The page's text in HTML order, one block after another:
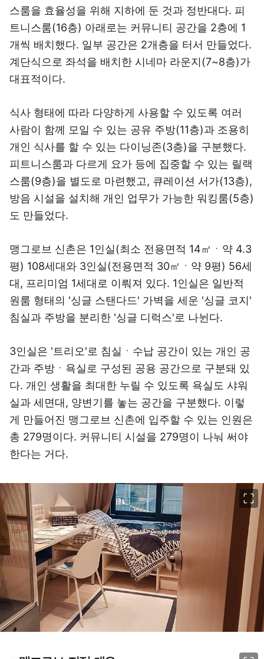
스룸을 효율성을 위해 지하에 둔 것과 정반대다. 피
트니스룸(16층) 아래로는 커뮤니티 공간을 2층에 1
개씩 배치했다. 일부 공간은 2개층을 터서 만들었다.
계단식으로 좌석을 배치한 시네마 라운지(7~8층)가
대표적이다.
식사 형태에 따라 다양하게 사용할 수 있도록 여러
사람이 함께 모일 수 있는 공유 주방(11층)과 조용히
개인 식사를 할 수 있는 다이닝존(3층)을 구분했다.
피트니스룸과 다르게 요가 등에 집중할 수 있는 릴랙
스룸(9층)을 별도로 마련했고, 큐레이션 서가(13층),
방음 시설을 설치해 개인 업무가 가능한 워킹룸(5층)
도 만들었다.
맹그로브 신촌은 1인실(최소 전용면적 14㎡ㆍ약 4.3
평) 108세대와 3인실(전용면적 30㎡ㆍ약 9평) 56세
대, 프리미엄 1세대로 이뤄져 있다. 1인실은 일반적
원룸 형태의 '싱글 스탠다드' 가벽을 세운 '싱글 코지'
침실과 주방을 분리한 '싱글 디럭스'로 나뉜다.
3인실은 '트리오'로 침실ㆍ수납 공간이 있는 개인 공
간과 주방ㆍ욕실로 구성된 공용 공간으로 구분돼 있
다. 개인 생활을 최대한 누릴 수 있도록 욕실도 샤워
실과 세면대, 양변기를 놓는 공간을 구분했다. 이렇
게 만들어진 맹그로브 신촌에 입주할 수 있는 인원은
총 279명이다. 커뮤니티 시설을 279명이 나눠 써야
한다는 거다.